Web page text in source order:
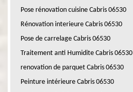
Pose rénovation cuisine Cabris 06530
Rénovation interieure Cabris 06530
Pose de carrelage Cabris 06530
Traitement anti Humidite Cabris 06530
renovation de parquet Cabris 06530
Peinture intérieure Cabris 06530